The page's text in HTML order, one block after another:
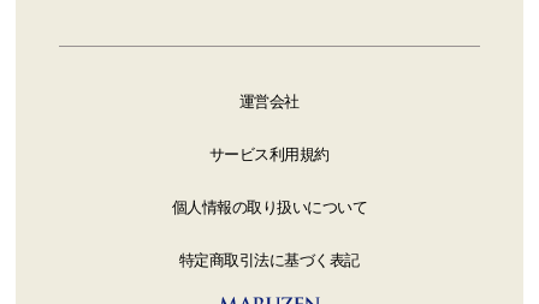
運営会社
サービス利用規約
個人情報の取り扱いについて
特定商取引法に基づく表記